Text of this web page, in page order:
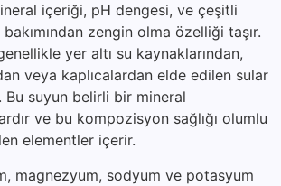
içeriği, pH dengesi, ve çeşitli
zengin olma özelliği taşır.
yer altı su kaynaklarından,
veya kaplıcalardan elde edilen sular
Bu suyun belirli bir mineral
ve bu kompozisyon sağlığı olumlu
elementler içerir.
magnezyum, sodyum ve potasyum